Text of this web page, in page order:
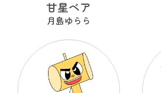
甘星ベア
月島ゆらら